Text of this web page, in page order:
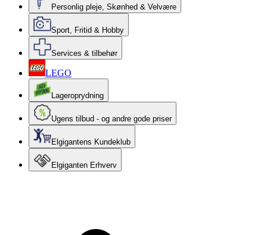
Personlig pleje, Skønhed & Velvære
Sport, Fritid & Hobby
Services & tilbehør
LEGO
Lageroprydning
Ugens tilbud - og andre gode priser
Elgigantens Kundeklub
Elgiganten Erhverv